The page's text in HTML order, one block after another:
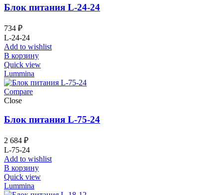
Блок питания L-24-24
734 ₽
L-24-24
Add to wishlist
В корзину
Quick view
Lummina
Compare
Close
Блок питания L-75-24
2 684 ₽
L-75-24
Add to wishlist
В корзину
Quick view
Lummina